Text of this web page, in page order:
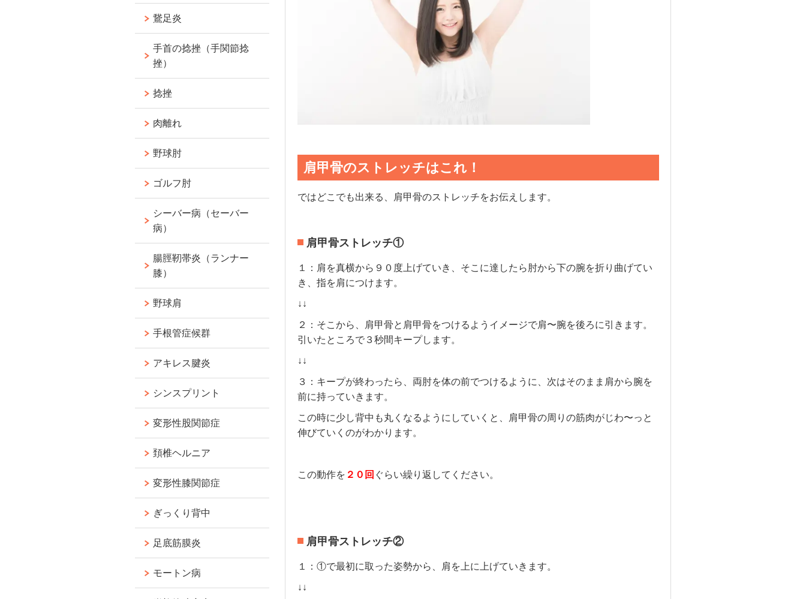
肩甲骨のストレッチはこれ！
ではどこでも出来る、肩甲骨のストレッチをお伝えします。
肩甲骨ストレッチ①
１：肩を真横から９０度上げていき、そこに達したら肘から下の腕を折り曲げてい
き、指を肩につけます。
↓↓
２：そこから、肩甲骨と肩甲骨をつけるようイメージで肩〜腕を後ろに引きます。
引いたところで３秒間キープします。
↓↓
３：キープが終わったら、両肘を体の前でつけるように、次はそのまま肩から腕を
前に持っていきます。
この時に少し背中も丸くなるようにしていくと、肩甲骨の周りの筋肉がじわ〜っと
伸びていくのがわかります。
この動作を ２０回 ぐらい繰り返してください。
肩甲骨ストレッチ②
１：①で最初に取った姿勢から、肩を上に上げていきます。
↓↓
鵞足炎
手首の捻挫（手関節捻
挫）
捻挫
肉離れ
野球肘
ゴルフ肘
シーバー病（セーバー
病）
腸脛靭帯炎（ランナー
膝）
野球肩
手根管症候群
アキレス腱炎
シンスプリント
変形性股関節症
頚椎ヘルニア
変形性膝関節症
ぎっくり背中
足底筋膜炎
モートン病